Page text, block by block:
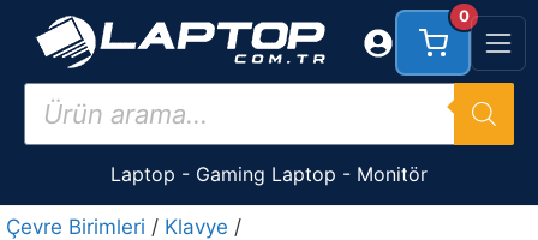
İçeriğe
Products
search
Laptop - Gaming Laptop - Monitör
0
Çevre Birimleri / Klavye /